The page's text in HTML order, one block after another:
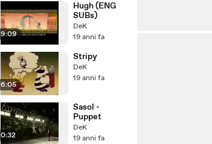
9:09
Hugh (ENG
SUBs)
DeK
19 anni fa
6:05
Stripy
DeK
19 anni fa
0:32
Sasol -
Puppet
DeK
19 anni fa